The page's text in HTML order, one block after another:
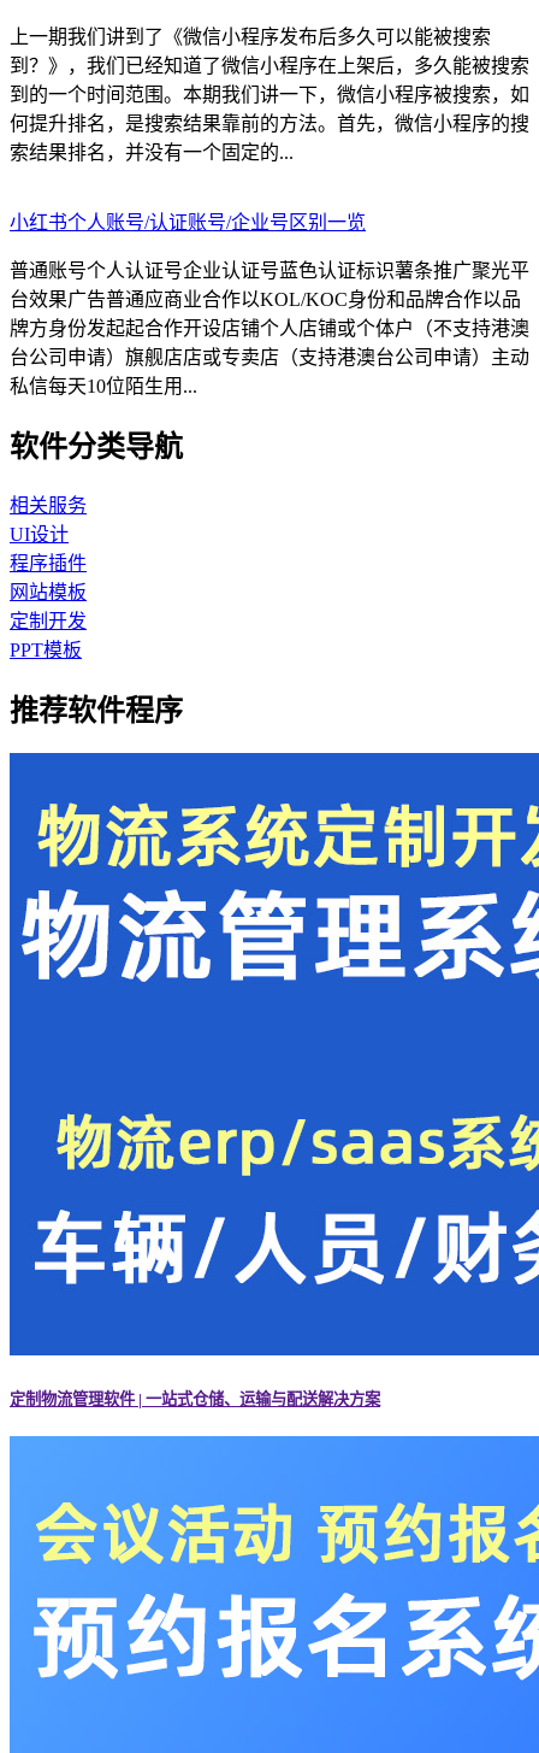
上一期我们讲到了《微信小程序发布后多久可以能被搜索
到？》，我们已经知道了微信小程序在上架后，多久能被搜索
到的一个时间范围。本期我们讲一下，微信小程序被搜索，如
何提升排名，是搜索结果靠前的方法。首先，微信小程序的搜
索结果排名，并没有一个固定的...
小红书个人账号/认证账号/企业号区别一览
普通账号个人认证号企业认证号蓝色认证标识薯条推广聚光平
台效果广告普通应商业合作以KOL/KOC身份和品牌合作以品
牌方身份发起起合作开设店铺个人店铺或个体户（不支持港澳
台公司申请）旗舰店店或专卖店（支持港澳台公司申请）主动
私信每天10位陌生用...
软件分类导航
相关服务
UI设计
程序插件
网站模板
定制开发
PPT模板
推荐软件程序
定制物流管理软件 | 一站式仓储、运输与配送解决方案